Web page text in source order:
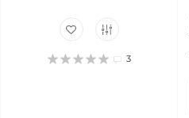
3